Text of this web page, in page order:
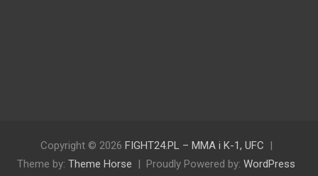
Copyright © 2026 FIGHT24.PL – MMA i K-1, UFC
Theme by: Theme Horse Proudly Powered by: WordPress